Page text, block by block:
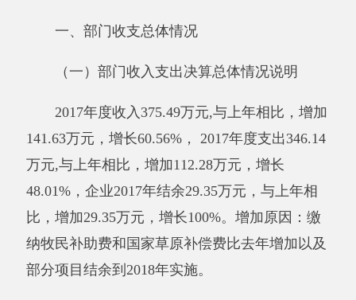
本年收入合计375.49万元，其中：财政拨款
收入375.49万元，占100%；上级补助收入0万
万元，占0%；附属单位缴款0万元，占0%；其他
收入0万元，占0%。增加原因：企业缴纳牧民补
助费和国家草原补偿费比去年增加。
与预算相比情况。
2017年年初预算收入为188.06万元,决算比预
算收入数增加187.43万元，增加原因：企业缴纳
牧民补助费和国家草原补偿费比去年增加。